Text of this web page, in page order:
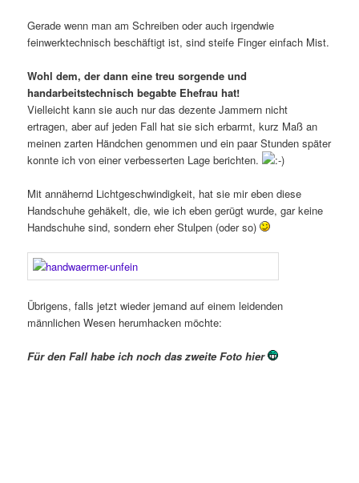
Gerade wenn man am Schreiben oder auch irgendwie
feinwerktechnisch beschäftigt ist, sind steife Finger einfach Mist.
Wohl dem, der dann eine treu sorgende und
handarbeitstechnisch begabte Ehefrau hat!
Vielleicht kann sie auch nur das dezente Jammern nicht
ertragen, aber auf jeden Fall hat sie sich erbarmt, kurz Maß an
meinen zarten Händchen genommen und ein paar Stunden später
konnte ich von einer verbesserten Lage berichten.
Mit annähernd Lichtgeschwindigkeit, hat sie mir eben diese
Handschuhe gehäkelt, die, wie ich eben gerügt wurde, gar keine
Handschuhe sind, sondern eher Stulpen (oder so)
Übrigens, falls jetzt wieder jemand auf einem leidenden
männlichen Wesen herumhacken möchte:
Für den Fall habe ich noch das zweite Foto hier